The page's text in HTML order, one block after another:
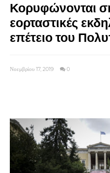
Κορυφώνονται
εορταστικές
επέτειο του
Νοεμβρίου 17, 2019 0